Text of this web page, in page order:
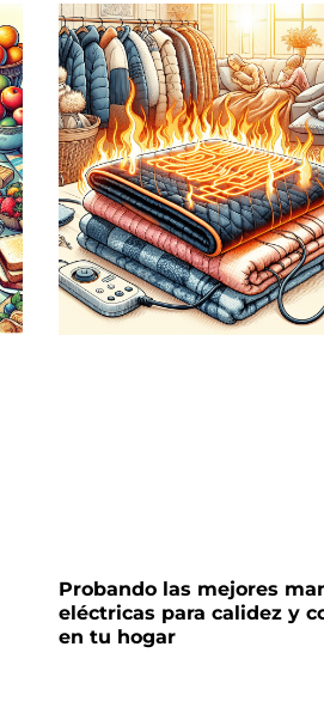
Probando las mejores
eléctricas para calidez y
en tu hogar